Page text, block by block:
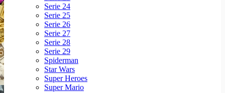
Serie 24
Serie 25
Serie 26
Serie 27
Serie 28
Serie 29
Spiderman
Star Wars
Super Heroes
Super Mario